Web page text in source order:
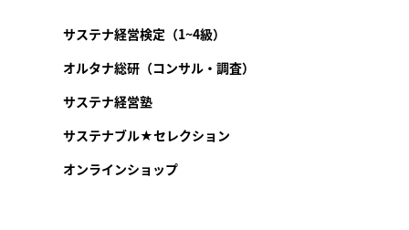
サステナ経営検定（1~4級）
オルタナ総研（コンサル・調査）
サステナ経営塾
サステナブル★セレクション
オンラインショップ